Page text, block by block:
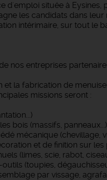
d'emploi située à
les candidats dans
intérimaire, sur tout le
nos entreprises
et la fabrication de
missions seront :
bois (massifs,
mécanique (chevillage,
et de finition sur les
(limes, scie, rabot,
(toupies,
par vissage,